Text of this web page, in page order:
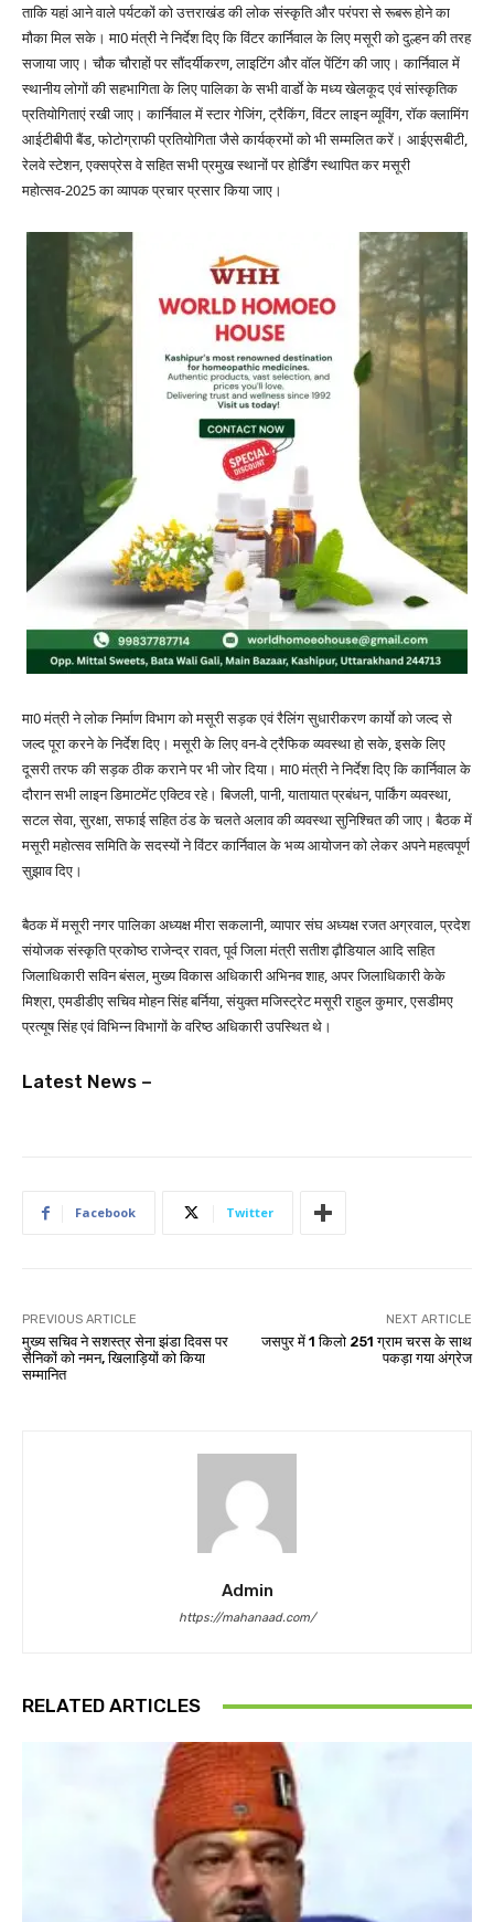
ताकि यहां आने वाले पर्यटकों को उत्तराखंड की लोक संस्कृति और परंपरा से रूबरू होने का
मौका मिल सके। मा0 मंत्री ने निर्देश दिए कि विंटर कार्निवाल के लिए मसूरी को दुल्हन की तरह
सजाया जाए। चौक चौराहों पर सौंदर्यीकरण, लाइटिंग और वॉल पेंटिंग की जाए। कार्निवाल में
स्थानीय लोगों की सहभागिता के लिए पालिका के सभी वार्डाे के मध्य खेलकूद एवं सांस्कृतिक
प्रतियोगिताएं रखी जाए। कार्निवाल में स्टार गेजिंग, ट्रैकिंग, विंटर लाइन व्यूविंग, रॉक क्लामिंग
आईटीबीपी बैंड, फोटोग्राफी प्रतियोगिता जैसे कार्यक्रमों को भी सम्मलित करें। आईएसबीटी,
रेलवे स्टेशन, एक्सप्रेस वे सहित सभी प्रमुख स्थानों पर होर्डिंग स्थापित कर मसूरी
महोत्सव-2025 का व्यापक प्रचार प्रसार किया जाए।
मा0 मंत्री ने लोक निर्माण विभाग को मसूरी सड़क एवं रैलिंग सुधारीकरण कार्याे को जल्द से
जल्द पूरा करने के निर्देश दिए। मसूरी के लिए वन-वे ट्रैफिक व्यवस्था हो सके, इसके लिए
दूसरी तरफ की सड़क ठीक कराने पर भी जोर दिया। मा0 मंत्री ने निर्देश दिए कि कार्निवाल के
दौरान सभी लाइन डिमाटमेंट एक्टिव रहे। बिजली, पानी, यातायात प्रबंधन, पार्किंग व्यवस्था,
सटल सेवा, सुरक्षा, सफाई सहित ठंड के चलते अलाव की व्यवस्था सुनिश्चित की जाए। बैठक में
मसूरी महोत्सव समिति के सदस्यों ने विंटर कार्निवाल के भव्य आयोजन को लेकर अपने महत्वपूर्ण
सुझाव दिए।
बैठक में मसूरी नगर पालिका अध्यक्ष मीरा सकलानी, व्यापार संघ अध्यक्ष रजत अग्रवाल, प्रदेश
संयोजक संस्कृति प्रकोष्ठ राजेन्द्र रावत, पूर्व जिला मंत्री सतीश ढ़ौडियाल आदि सहित
जिलाधिकारी सविन बंसल, मुख्य विकास अधिकारी अभिनव शाह, अपर जिलाधिकारी केके
मिश्रा, एमडीडीए सचिव मोहन सिंह बर्निया, संयुक्त मजिस्ट्रेट मसूरी राहुल कुमार, एसडीमए
प्रत्यूष सिंह एवं विभिन्न विभागों के वरिष्ठ अधिकारी उपस्थित थे।
Latest News –
Facebook Twitter
PREVIOUS ARTICLE
मुख्य सचिव ने सशस्त्र सेना झंडा दिवस पर
सैनिकों को नमन, खिलाड़ियों को किया
सम्मानित
NEXT ARTICLE
जसपुर में 1 किलो 251 ग्राम चरस के साथ
पकड़ा गया अंग्रेज
Admin
https://mahanaad.com/
RELATED ARTICLES